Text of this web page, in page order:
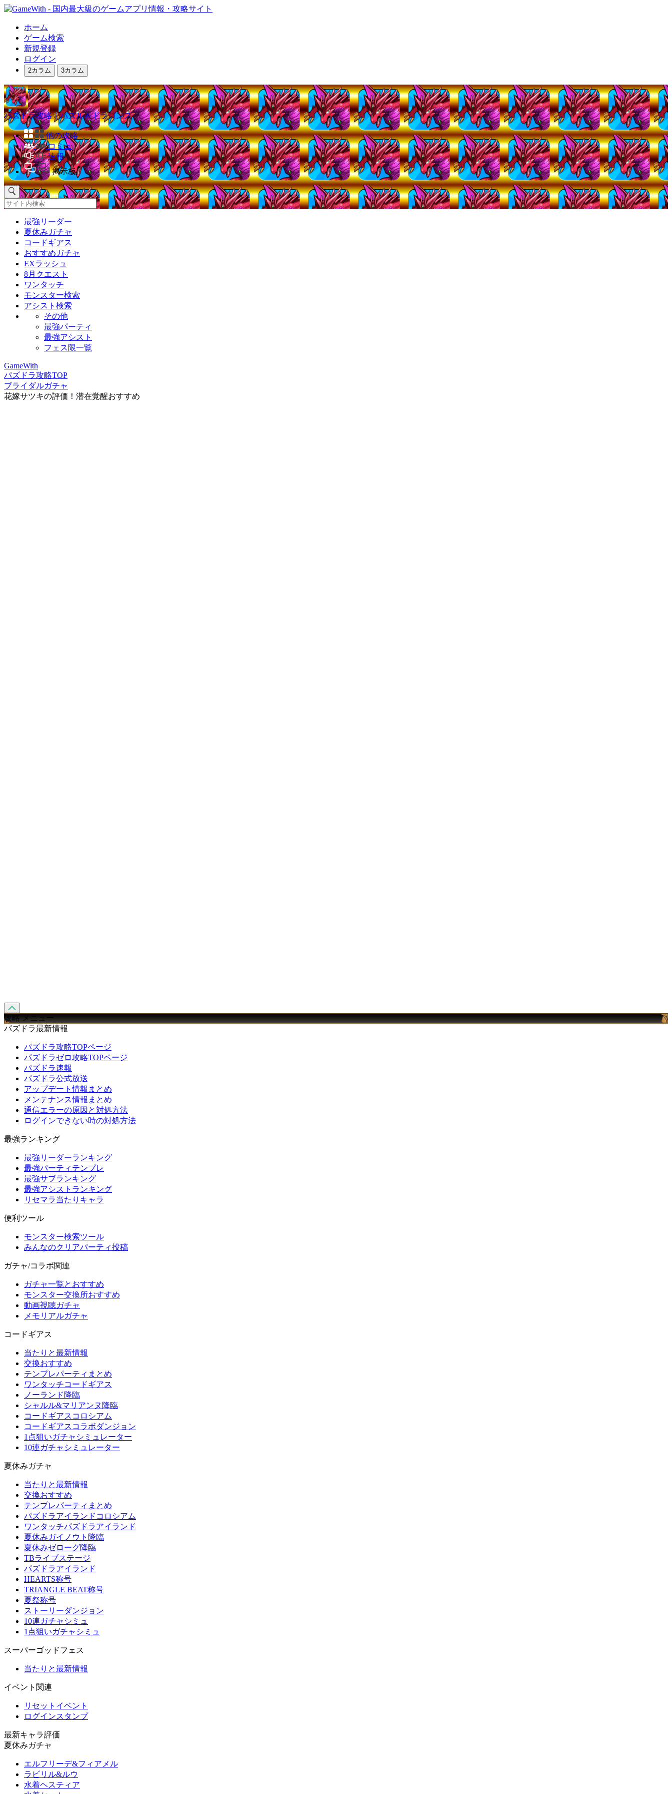
ホーム
ゲーム検索
新規登録
ログイン
2カラム 3カラム
パズドラ攻略｜パズル＆ドラゴンズ
他の攻略
コミュ
速報
掲示板
最強リーダー
夏休みガチャ
コードギアス
おすすめガチャ
EXラッシュ
8月クエスト
ワンタッチ
モンスター検索
アシスト検索
その他
最強パーティ
最強アシスト
フェス限一覧
GameWith
パズドラ攻略TOP
ブライダルガチャ
花嫁サツキの評価！潜在覚醒おすすめ
攻略 メニュー
パズドラ最新情報
パズドラ攻略TOPページ
パズドラゼロ攻略TOPページ
パズドラ速報
パズドラ公式放送
アップデート情報まとめ
メンテナンス情報まとめ
通信エラーの原因と対処方法
ログインできない時の対処方法
最強ランキング
最強リーダーランキング
最強パーティテンプレ
最強サブランキング
最強アシストランキング
リセマラ当たりキャラ
便利ツール
モンスター検索ツール
みんなのクリアパーティ投稿
ガチャ/コラボ関連
ガチャ一覧とおすすめ
モンスター交換所おすすめ
動画視聴ガチャ
メモリアルガチャ
コードギアス
当たりと最新情報
交換おすすめ
テンプレパーティまとめ
ワンタッチコードギアス
ノーランド降臨
シャルル&マリアンヌ降臨
コードギアスコロシアム
コードギアスコラボダンジョン
1点狙いガチャシミュレーター
10連ガチャシミュレーター
夏休みガチャ
当たりと最新情報
交換おすすめ
テンプレパーティまとめ
パズドラアイランドコロシアム
ワンタッチパズドラアイランド
夏休みガイノウト降臨
夏休みゼローグ降臨
TBライブステージ
パズドラアイランド
HEARTS称号
TRIANGLE BEAT称号
夏祭称号
ストーリーダンジョン
10連ガチャシミュ
1点狙いガチャシミュ
スーパーゴッドフェス
当たりと最新情報
イベント関連
リセットイベント
ログインスタンプ
最新キャラ評価
夏休みガチャ
エルフリーデ&フィアメル
ラビリル&ルウ
水着ヘスティア